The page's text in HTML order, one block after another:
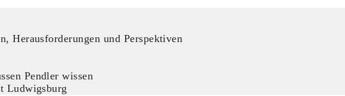
Herausforderungen und Perspektiven
Pendler wissen
Ludwigsburg